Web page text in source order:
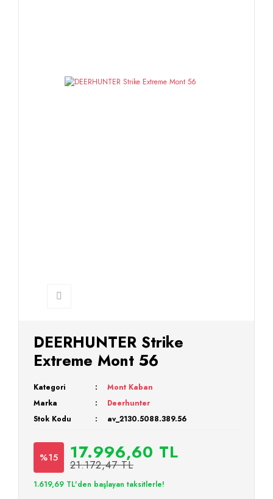
DEERHUNTER Strike
Extreme Mont 56
Kategori
Mont Kaban
Marka
Deerhunter
Stok Kodu
av_2130.5088.389.56
%15 17.996,60 TL
21.172,47 TL
1.619,69 TL'den başlayan taksitlerle!